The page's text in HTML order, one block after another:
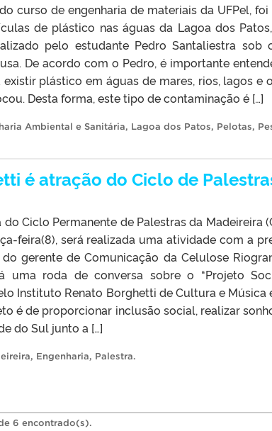
curso de engenharia de materiais da UFPel,
de plástico nas águas da Lagoa dos
pelo estudante Pedro Santaliestra sob
De acordo com o Pedro, é importante
existir plástico em águas de mares, rios, lagos e
Desta forma, este tipo de contaminação é […]
Ambiental e Sanitária, Lagoa dos Patos, Pelotas,
é atração do Ciclo de
Ciclo Permanente de Palestras da Madeireira
feira(8), será realizada uma atividade com a
gerente de Comunicação da Celulose
uma roda de conversa sobre o “Projeto
Instituto Renato Borghetti de Cultura e Música
é de proporcionar inclusão social, realizar
do Sul junto a […]
, Engenharia, Palestra.
6 encontrado(s).